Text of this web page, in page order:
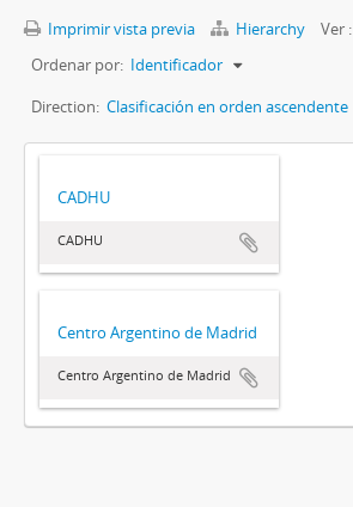
Imprimir vista previa Hierarchy
Ver :
Ordenar por: Identificador
Direction: Clasificación en orden ascendente
CADHU
CADHU
Centro Argentino de Madrid
Centro Argentino de Madrid